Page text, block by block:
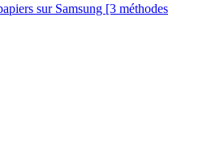
sur Samsung [3 méthodes